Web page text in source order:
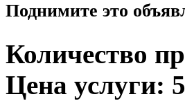
Поднимите это
Количество
Цена услуги: